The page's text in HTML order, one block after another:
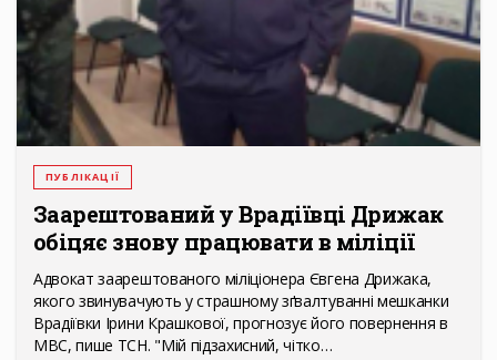
ПУБЛІКАЦІЇ
Заарештований у Врадіївці Дрижак
обіцяє знову працювати в міліції
Адвокат заарештованого міліціонера Євгена Дрижака,
якого звинувачують у страшному зґвалтуванні мешканки
Врадіївки Ірини Крашкової, прогнозує його повернення в
МВС, пише ТСН. "Мій підзахисний, чітко…